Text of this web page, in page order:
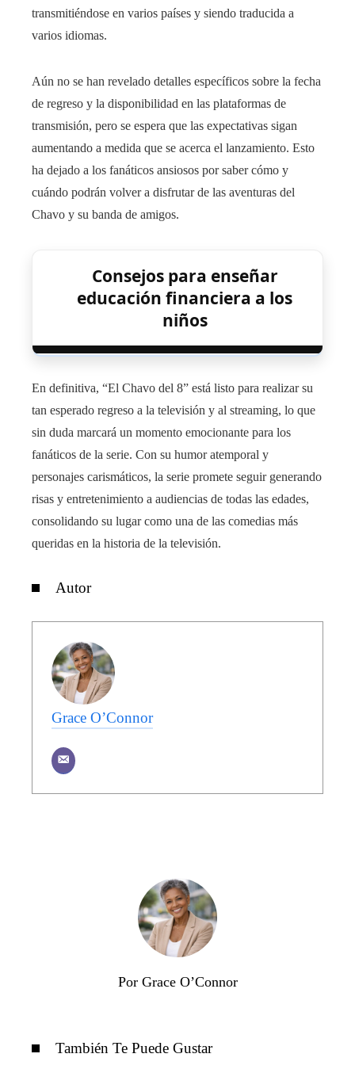
transmitiéndose en varios países y siendo traducida a
varios idiomas.
Aún no se han revelado detalles específicos sobre la fecha
de regreso y la disponibilidad en las plataformas de
transmisión, pero se espera que las expectativas sigan
aumentando a medida que se acerca el lanzamiento. Esto
ha dejado a los fanáticos ansiosos por saber cómo y
cuándo podrán volver a disfrutar de las aventuras del
Chavo y su banda de amigos.
Consejos para enseñar
educación financiera a los
niños
En definitiva, “El Chavo del 8” está listo para realizar su
tan esperado regreso a la televisión y al streaming, lo que
sin duda marcará un momento emocionante para los
fanáticos de la serie. Con su humor atemporal y
personajes carismáticos, la serie promete seguir generando
risas y entretenimiento a audiencias de todas las edades,
consolidando su lugar como una de las comedias más
queridas en la historia de la televisión.
Autor
Grace O’Connor
Por Grace O’Connor
También Te Puede Gustar